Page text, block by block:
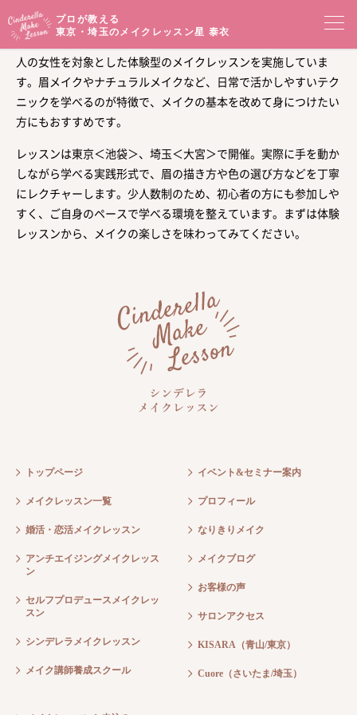
プロが教える
東京・埼玉のメイクレッスン星 泰衣
コンセプト
メイクレッスン一覧
プロフィール メイクブログ
お客様の声 サロンアクセス
星泰衣のシンデレラメイクレッスンは、東京・埼玉を拠点に、大
人の女性を対象とした体験型のメイクレッスンを実施していま
す。眉メイクやナチュラルメイクなど、日常で活かしやすいテク
ニックを学べるのが特徴で、メイクの基本を改めて身につけたい
方にもおすすめです。
レッスンは東京＜池袋＞、埼玉＜大宮＞で開催。実際に手を動か
しながら学べる実践形式で、眉の描き方や色の選び方などを丁寧
にレクチャーします。少人数制のため、初心者の方にも参加しや
すく、ご自身のペースで学べる環境を整えています。まずは体験
レッスンから、メイクの楽しさを味わってみてください。
トップページ
メイクレッスン一覧
婚活・恋活メイクレッスン
アンチエイジングメイクレッス
ン
セルフプロデュースメイクレッ
スン
シンデレラメイクレッスン
メイク講師養成スクール
イベント&セミナー案内
プロフィール
なりきりメイク
メイクブログ
お客様の声
サロンアクセス
KISARA（青山/東京）
Cuore（さいたま/埼玉）